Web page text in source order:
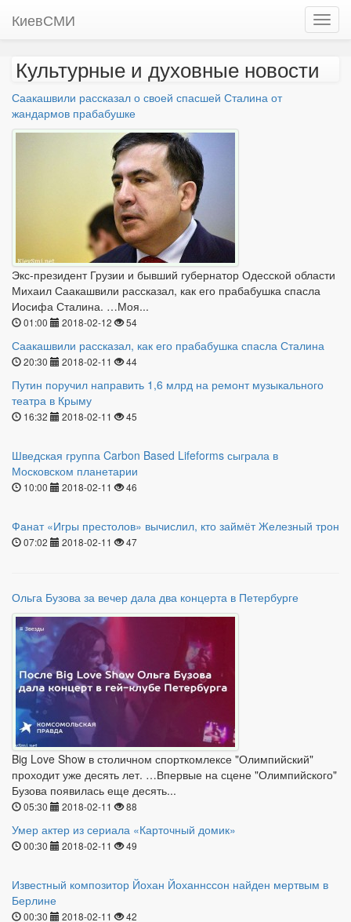
КиевСМИ
Культурные и духовные новости
Саакашвили рассказал о своей спасшей Сталина от
жандармов прабабушке
Экс-президент Грузии и бывший губернатор Одесской области
Михаил Саакашвили рассказал, как его прабабушка спасла
Иосифа Сталина. …Моя...
01:00 2018-02-12 54
Саакашвили рассказал, как его прабабушка спасла Сталина
20:30 2018-02-11 44
Путин поручил направить 1,6 млрд на ремонт музыкального
театра в Крыму
16:32 2018-02-11 45
Шведская группа Carbon Based Lifeforms сыграла в
Московском планетарии
10:00 2018-02-11 46
Фанат «Игры престолов» вычислил, кто займёт Железный трон
07:02 2018-02-11 47
Ольга Бузова за вечер дала два концерта в Петербурге
Big Love Show в столичном спорткомлексе "Олимпийский"
проходит уже десять лет. …Впервые на сцене "Олимпийского"
Бузова появилась еще десять...
05:30 2018-02-11 88
Умер актер из сериала «Карточный домик»
00:30 2018-02-11 49
Известный композитор Йохан Йоханнссон найден мертвым в
Берлине
00:30 2018-02-11 42